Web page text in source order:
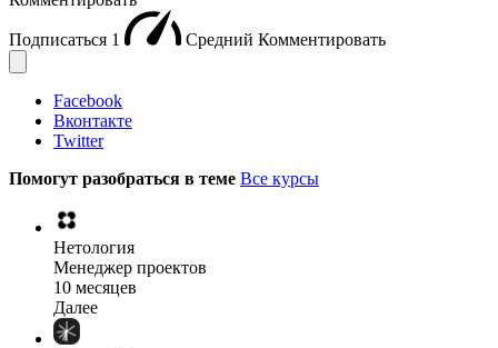
Подписаться 1 Средний Комментировать
Facebook
Вконтакте
Twitter
Помогут разобраться в теме Все курсы
Нетология
Менеджер проектов
10 месяцев
Далее